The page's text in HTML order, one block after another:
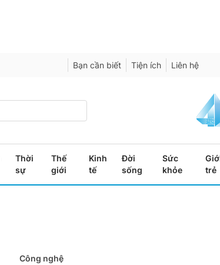
Bạn cần biết Tiện ích Liên hệ
Thời
sự
Thế
giới
Kinh
tế
Đời
sống
Sức
khỏe
trẻ
Công nghệ